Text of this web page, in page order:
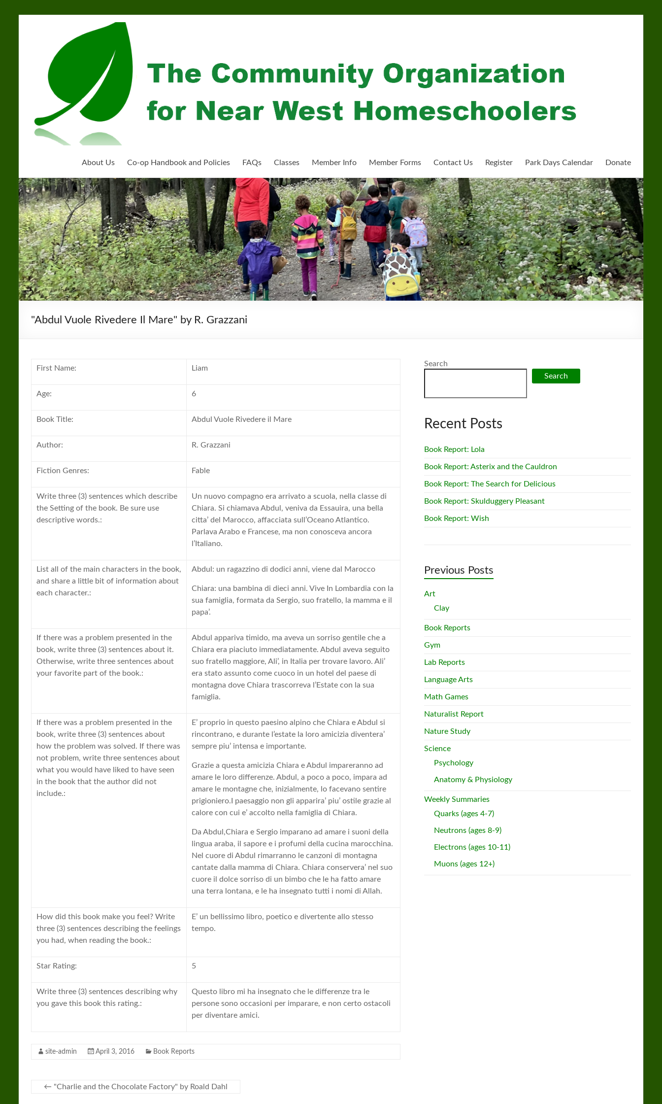
Community
Organization
for
Near
West
Homeschoolers
About Us Co-op Handbook and Policies FAQs Classes Member Info Member Forms Contact Us Register Park Days Calendar Donate
"Abdul Vuole Rivedere Il Mare" by R. Grazzani
First Name: Liam
Age: 6
Book Title: Abdul Vuole Rivedere il Mare
Author: R. Grazzani
Fiction Genres: Fable
Write three (3) sentences which describe
the Setting of the book. Be sure use
descriptive words.:
Un nuovo compagno era arrivato a scuola, nella classe di
Chiara. Si chiamava Abdul, veniva da Essauira, una bella
citta’ del Marocco, affacciata sull’Oceano Atlantico.
Parlava Arabo e Francese, ma non conosceva ancora
l’Italiano.
List all of the main characters in the book,
and share a little bit of information about
each character.:
Abdul: un ragazzino di dodici anni, viene dal Marocco
Chiara: una bambina di dieci anni. Vive In Lombardia con la
sua famiglia, formata da Sergio, suo fratello, la mamma e il
papa’.
If there was a problem presented in the
book, write three (3) sentences about it.
Otherwise, write three sentences about
your favorite part of the book.:
Abdul appariva timido, ma aveva un sorriso gentile che a
Chiara era piaciuto immediatamente. Abdul aveva seguito
suo fratello maggiore, Ali’, in Italia per trovare lavoro. Ali’
era stato assunto come cuoco in un hotel del paese di
montagna dove Chiara trascorreva l’Estate con la sua
famiglia.
If there was a problem presented in the
book, write three (3) sentences about
how the problem was solved. If there was
not problem, write three sentences about
what you would have liked to have seen
in the book that the author did not
include.:
E’ proprio in questo paesino alpino che Chiara e Abdul si
rincontrano, e durante l’estate la loro amicizia diventera’
sempre piu’ intensa e importante.
Grazie a questa amicizia Chiara e Abdul impareranno ad
amare le loro differenze. Abdul, a poco a poco, impara ad
amare le montagne che, inizialmente, lo facevano sentire
prigioniero.I paesaggio non gli apparira’ piu’ ostile grazie al
calore con cui e’ accolto nella famiglia di Chiara.
Da Abdul,Chiara e Sergio imparano ad amare i suoni della
lingua araba, il sapore e i profumi della cucina marocchina.
Nel cuore di Abdul rimarranno le canzoni di montagna
cantate dalla mamma di Chiara. Chiara conservera’ nel suo
cuore il dolce sorriso di un bimbo che le ha fatto amare
una terra lontana, e le ha insegnato tutti i nomi di Allah.
How did this book make you feel? Write
three (3) sentences describing the feelings
you had, when reading the book.:
E’ un bellissimo libro, poetico e divertente allo stesso
tempo.
Star Rating: 5
Write three (3) sentences describing why
you gave this book this rating.:
Questo libro mi ha insegnato che le differenze tra le
persone sono occasioni per imparare, e non certo ostacoli
per diventare amici.
site-admin April 3, 2016 Book Reports
← "Charlie and the Chocolate Factory" by Roald Dahl
Search
Search
Recent Posts
Book Report: Lola
Book Report: Asterix and the Cauldron
Book Report: The Search for Delicious
Book Report: Skulduggery Pleasant
Book Report: Wish
Previous Posts
Art
Clay
Book Reports
Gym
Lab Reports
Language Arts
Math Games
Naturalist Report
Nature Study
Science
Psychology
Anatomy & Physiology
Weekly Summaries
Quarks (ages 4-7)
Neutrons (ages 8-9)
Electrons (ages 10-11)
Muons (ages 12+)